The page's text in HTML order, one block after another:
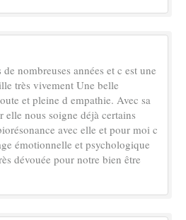
nombreuses années et c est une
très vivement Une belle
et pleine d empathie. Avec sa
elle nous soigne déjà certains
avec elle et pour moi c
émotionnelle et psychologique
dévouée pour notre bien être